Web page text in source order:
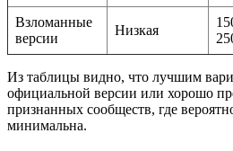
Взломанные
версии
Низкая
Из таблицы видно, что лучшим
официальной версии или хорошо
признанных сообществ, где
минимальна.